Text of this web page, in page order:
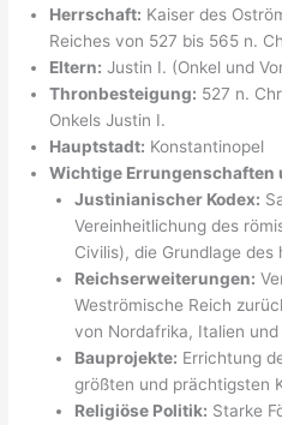
Herrschaft: Kaiser des
Reiches von 527 bis 565 n.
Eltern: Justin I. (Onkel und
Thronbesteigung: 527 n.
Onkels Justin I.
Hauptstadt: Konstantinopel
Wichtige Errungenschaften
Justinianischer Kodex:
Vereinheitlichung des
Civilis), die Grundlage
Reichserweiterungen:
Weströmische Reich
von Nordafrika, Italien und
Bauprojekte: Errichtung
größten und prächtigsten
Religiöse Politik: Starke